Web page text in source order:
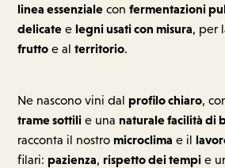
linea essenziale confermentazioni
delicate e legni usati con misura, per
frutto e alterritorio.
Ne nascono vini dal profilo chiaro,
trame sottili e una naturale facilità di
racconta il nostro microclima e il
filari: pazienza, rispetto dei tempi e